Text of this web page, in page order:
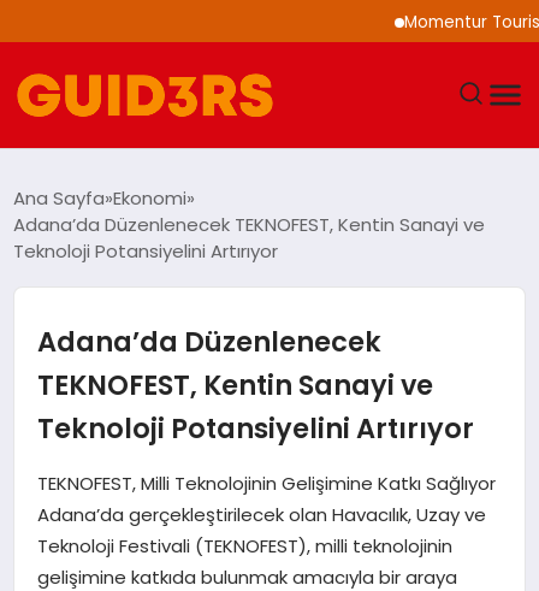
Momentur Tourism &
YAŞAM
SAĞLIK
EKONOMI
MAGAZIN
Ana Sayfa Ekonomi
Adana’da Düzenlenecek TEKNOFEST, Kentin Sanayi ve
Teknoloji Potansiyelini Artırıyor
Adana’da Düzenlenecek
TEKNOFEST, Kentin Sanayi ve
Teknoloji Potansiyelini Artırıyor
TEKNOFEST, Milli Teknolojinin Gelişimine Katkı Sağlıyor
Adana’da gerçekleştirilecek olan Havacılık, Uzay ve
Teknoloji Festivali (TEKNOFEST), milli teknolojinin
gelişimine katkıda bulunmak amacıyla bir araya